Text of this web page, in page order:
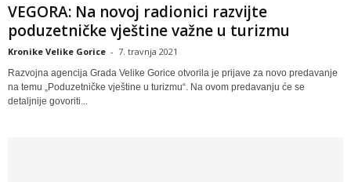
VEGORA: Na novoj radionici razvijte
poduzetničke vještine važne u turizmu
Kronike Velike Gorice - 7. travnja 2021
Razvojna agencija Grada Velike Gorice otvorila je prijave za novo predavanje
na temu „Poduzetničke vještine u turizmu“. Na ovom predavanju će se
detaljnije govoriti...